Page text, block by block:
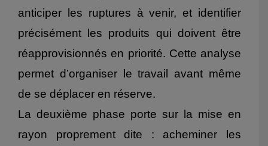
anticiper les ruptures à venir, et identifier
précisément les produits qui doivent être
réapprovisionnés en priorité. Cette analyse
permet d’organiser le travail avant même
de se déplacer en réserve.
La deuxième phase porte sur la mise en
rayon proprement dite : acheminer les